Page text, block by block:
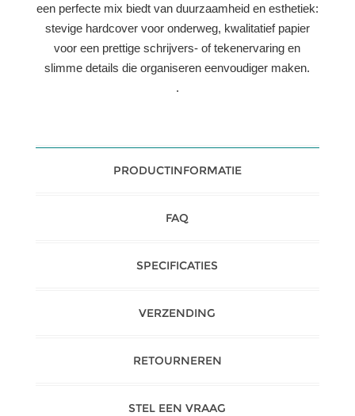
een perfecte mix biedt van duurzaamheid en esthetiek:
stevige hardcover voor onderweg, kwalitatief papier
voor een prettige schrijvers- of tekenervaring en
slimme details die organiseren eenvoudiger maken.
.
PRODUCTINFORMATIE
FAQ
SPECIFICATIES
VERZENDING
RETOURNEREN
STEL EEN VRAAG